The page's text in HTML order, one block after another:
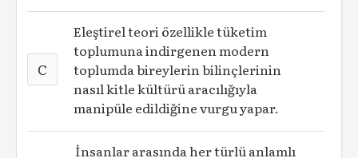
C
Eleştirel teori özellikle tüketim
toplumuna indirgenen modern
toplumda bireylerin bilinçlerinin
nasıl kitle kültürü aracılığıyla
manipüle edildiğine vurgu yapar.
İnsanlar arasında her türlü anlamlı